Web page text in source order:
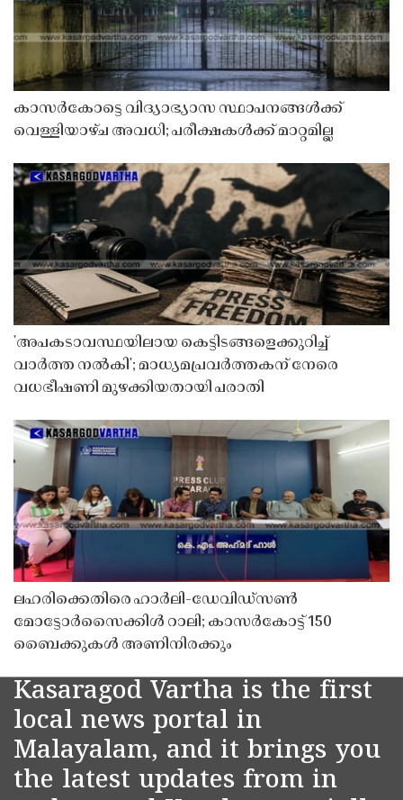
കാസർകോട്ടെ വിദ്യാഭ്യാസ സ്ഥാപനങ്ങൾക്ക്
വെള്ളിയാഴ്ച അവധി; പരീക്ഷകൾക്ക് മാറ്റമില്ല
'അപകടാവസ്ഥയിലായ കെട്ടിടങ്ങളെക്കുറിച്ച്
വാർത്ത നൽകി'; മാധ്യമപ്രവർത്തകന് നേരെ
വധഭീഷണി മുഴക്കിയതായി പരാതി
ലഹരിക്കെതിരെ ഹാർലി-ഡേവിഡ്‌സൺ
മോട്ടോർസൈക്കിൾ റാലി; കാസർകോട്ട് 150
ബൈക്കുകൾ അണിനിരക്കും
Kasaragod Vartha is the first
local news portal in
Malayalam, and it brings you
the latest updates from in